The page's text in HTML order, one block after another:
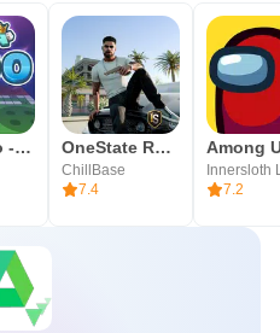
Yalla Ludo - Ludo&Jackaroo OneState RP - Role Play Life
ChillBase
7.4
Among
Innersloth
7.2